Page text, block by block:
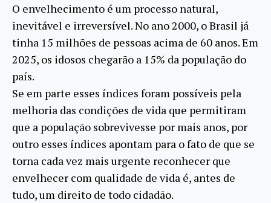
O envelhecimento é um processo natural,
inevitável e irreversível. No ano 2000, o Brasil já
tinha 15 milhões de pessoas acima de 60 anos. Em
2025, os idosos chegarão a 15% da população do
país.
Se em parte esses índices foram possíveis pela
melhoria das condições de vida que permitiram
que a população sobrevivesse por mais anos, por
outro esses índices apontam para o fato de que se
torna cada vez mais urgente reconhecer que
envelhecer com qualidade de vida é, antes de
tudo, um direito de todo cidadão.